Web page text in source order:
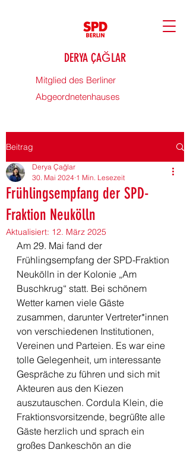
DERYA ÇAĞLAR
Mitglied des Berliner
Abgeordnetenhauses
Beitrag
Frühlingsempfang der SPD-
Fraktion Neukölln
Derya Çağlar
30. Mai 2024 1 Min. Lesezeit
Aktualisiert: 12. März 2025
Am 29. Mai fand der
Frühlingsempfang der SPD-Fraktion
Neukölln in der Kolonie „Am
Buschkrug“ statt. Bei schönem
Wetter kamen viele Gäste
zusammen, darunter Vertreter*innen
von verschiedenen Institutionen,
Vereinen und Parteien. Es war eine
tolle Gelegenheit, um interessante
Gespräche zu führen und sich mit
Akteuren aus den Kiezen
auszutauschen. Cordula Klein, die
Fraktionsvorsitzende, begrüßte alle
Gäste herzlich und sprach ein
großes Dankeschön an die